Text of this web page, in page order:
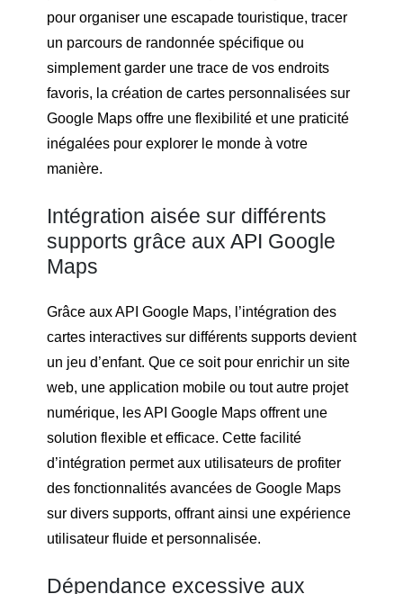
pour organiser une escapade touristique, tracer
un parcours de randonnée spécifique ou
simplement garder une trace de vos endroits
favoris, la création de cartes personnalisées sur
Google Maps offre une flexibilité et une praticité
inégalées pour explorer le monde à votre
manière.
Intégration aisée sur différents
supports grâce aux API Google
Maps
Grâce aux API Google Maps, l’intégration des
cartes interactives sur différents supports devient
un jeu d’enfant. Que ce soit pour enrichir un site
web, une application mobile ou tout autre projet
numérique, les API Google Maps offrent une
solution flexible et efficace. Cette facilité
d’intégration permet aux utilisateurs de profiter
des fonctionnalités avancées de Google Maps
sur divers supports, offrant ainsi une expérience
utilisateur fluide et personnalisée.
Dépendance excessive aux